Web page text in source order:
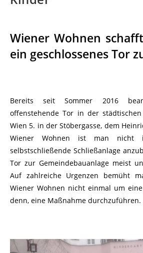
Wiener Wohnen
ein geschlossenes Tor
Bereits seit Sommer 2016
offenstehende Tor in der
Wien 5. in der Stöbergasse, dem
Wiener Wohnen ist man
selbstschließende Schließanlage
Tor zur Gemeindebauanlage meist
Auf zahlreiche Urgenzen bemüht
Wiener Wohnen nicht einmal um
denn, eine Maßnahme durchzuführen.